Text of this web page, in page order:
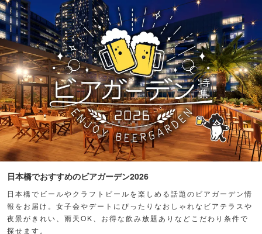
日本橋でおすすめのビアガーデン2026
日本橋でビールやクラフトビールを楽しめる話題のビアガーデン情
報をお届け。女子会やデートにぴったりなおしゃれなビアテラスや
夜景がきれい、雨天OK、お得な飲み放題ありなどこだわり条件で
探せます。